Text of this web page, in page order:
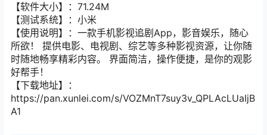
【软件大小】：71.24M
【测试系统】：小米
【使用说明】：一款手机影视追剧App，影音娱乐，随心
所欲！ 提供电影、电视剧、综艺等多种影视资源，让你随
时随地畅享精彩内容。 界面简洁，操作便捷，是你的观影
好帮手！
【下载地址】：
https://pan.xunlei.com/s/VOZMnT7suy3v_QPLAcLUaIjB
A1